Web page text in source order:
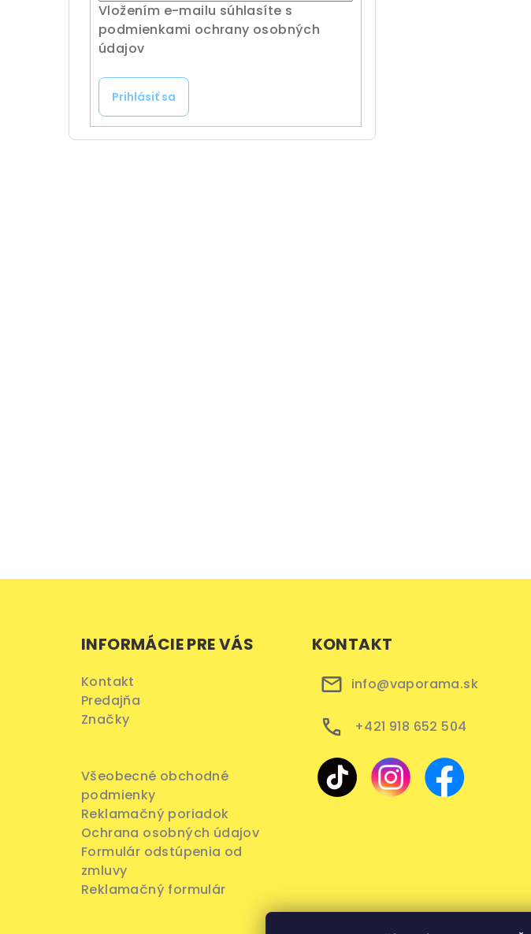
Vložením e-mailu súhlasíte s
podmienkami ochrany osobných
údajov
Prihlásiť sa
INFORMÁCIE PRE VÁS
Kontakt
Predajňa
Značky
Všeobecné obchodné
podmienky
Reklamačný poriadok
Ochrana osobných údajov
Formulár odstúpenia od
zmluvy
Reklamačný formulár
KONTAKT
info@vaporama.sk
+421 918 652 504